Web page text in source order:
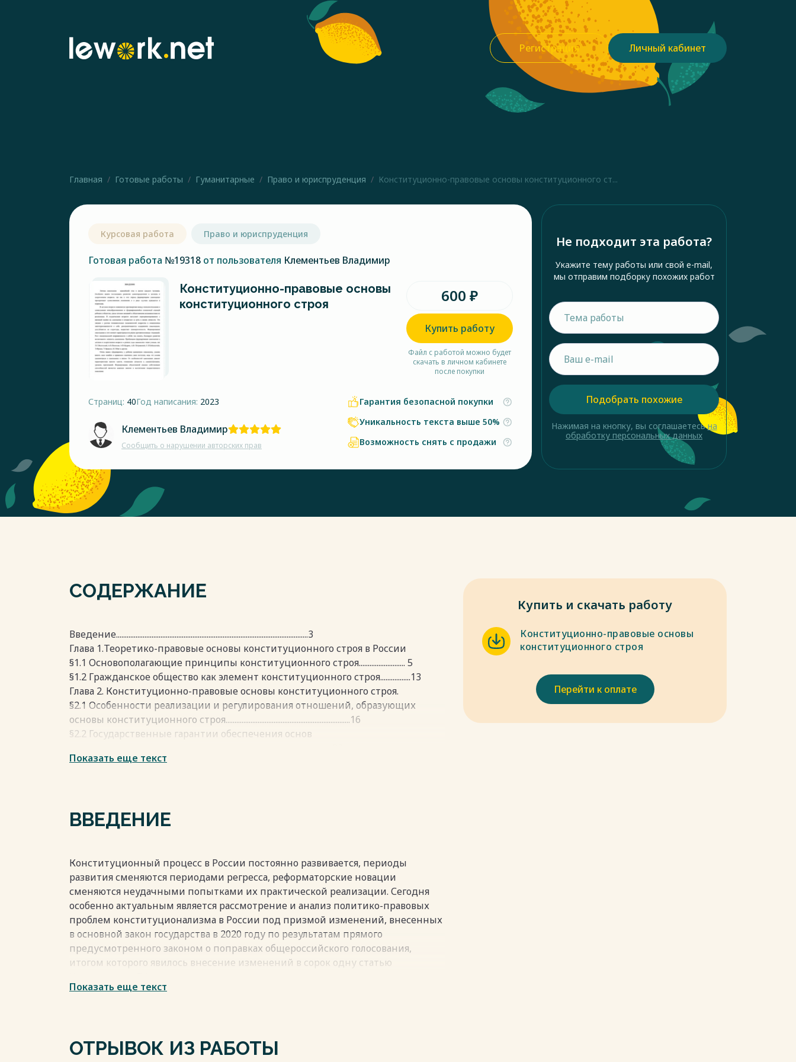
Регистрация Личный кабинет
Главная Готовые работы Гуманитарные Право и юриспруденция Конституционно-правовые основы конституционного ст...
Курсовая работа Право и юриспруденция
Готовая работа №19318 от пользователя Клементьев Владимир
Конституционно-правовые основы
конституционного строя
600 ₽
Купить работу
Файл с работой можно будет
скачать в личном кабинете
после покупки
Страниц: 40Год написания: 2023
Клементьев Владимир
Сообщить о нарушении авторских прав
Гарантия безопасной покупки
Уникальность текста выше 50%
Возможность снять с продажи
Не подходит эта работа?
Укажите тему работы или свой e-mail,
мы отправим подборку похожих работ
Подобрать похожие
Нажимая на кнопку, вы соглашаетесьна
обработку персональных данных
СОДЕРЖАНИЕ
Введение............................................................................................................3
Глава 1.Теоретико-правовые основы конституционного строя в России
§1.1 Основополагающие принципы конституционного строя.......................... 5
§1.2 Гражданское общество как элемент конституционного строя.................13
Глава 2. Конституционно-правовые основы конституционного строя.
§2.1 Особенности реализации и регулирования отношений, образующих
основы конституционного строя......................................................................16
§2.2 Государственные гарантии обеспечения основ
Заключение ......................................................................................................32
Показать еще текст
ВВЕДЕНИЕ
Конституционный процесс в России постоянно развивается, периоды
развития сменяются периодами регресса, реформаторские новации
сменяются неудачными попытками их практической реализации. Сегодня
особенно актуальным является рассмотрение и анализ политико-правовых
проблем конституционализма в России под призмой изменений, внесенных
в основной закон государства в 2020 году по результатам прямого
предусмотренного законом о поправках общероссийского голосования,
итогом которого явилось внесение изменений в сорок одну статью
История развития конституционализма берет свое начало в Англии, где в
Европе и Азии.
Показать еще текст
ОТРЫВОК ИЗ РАБОТЫ
Купить и скачать работу
Конституционно-правовые основы
конституционного строя
Перейти к оплате